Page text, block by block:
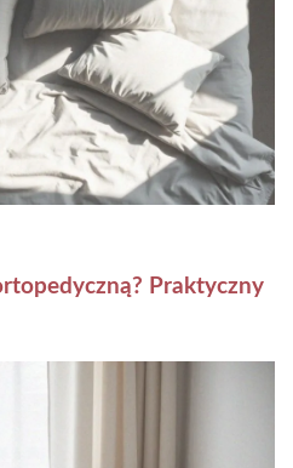
Praktyczny